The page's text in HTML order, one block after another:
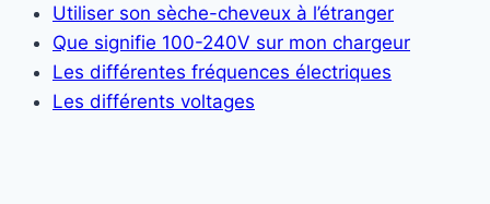
Utiliser son sèche-cheveux à l’étranger
Que signifie 100-240V sur mon chargeur
Les différentes fréquences électriques
Les différents voltages